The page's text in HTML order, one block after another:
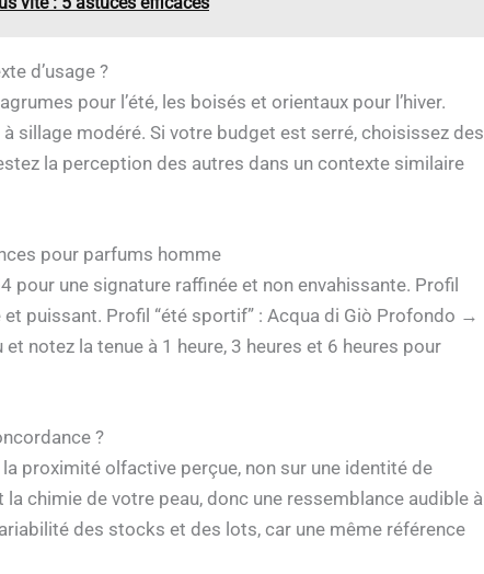
d’usage ?
pour l’été, les boisés et orientaux pour l’hiver.
sillage modéré. Si votre budget est serré, choisissez des
la perception des autres dans un contexte similaire
pour parfums homme
pour une signature raffinée et non envahissante. Profil
puissant. Profil “été sportif” : Acqua di Giò Profondo →
notez la tenue à 1 heure, 3 heures et 6 heures pour
?
proximité olfactive perçue, non sur une identité de
chimie de votre peau, donc une ressemblance audible à
des stocks et des lots, car une même référence